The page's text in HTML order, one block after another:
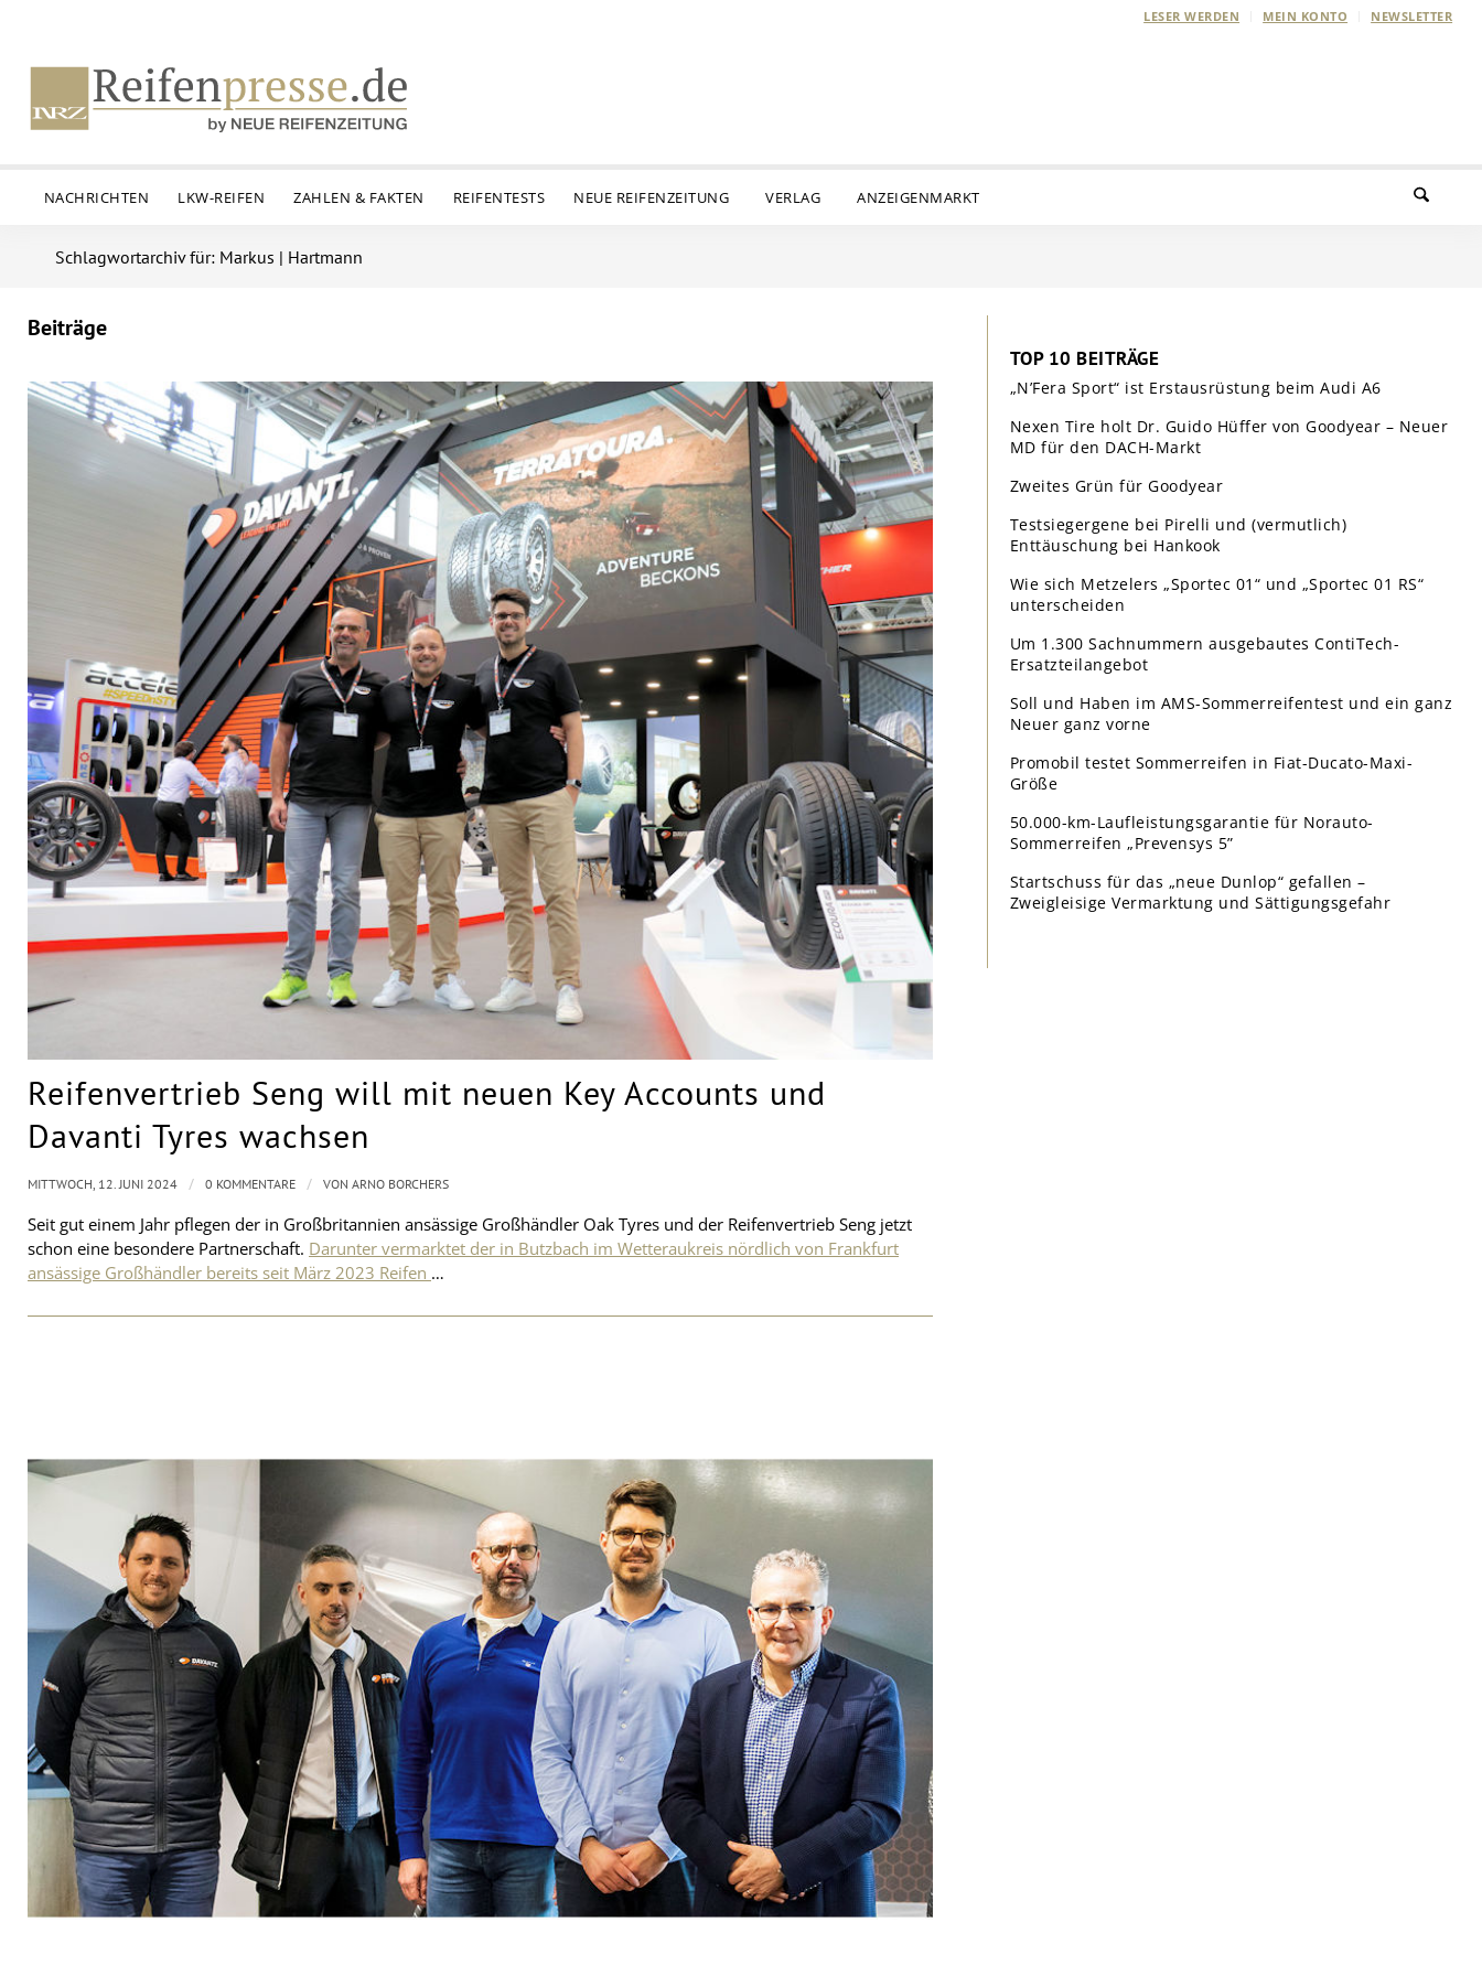
LESER WERDEN MEIN KONTO NEWSLETTER
NACHRICHTEN LKW-REIFEN ZAHLEN & FAKTEN REIFENTESTS NEUE REIFENZEITUNG VERLAG ANZEIGENMARKT
Schlagwortarchiv für: Markus | Hartmann
Beiträge
Reifenvertrieb Seng will mit neuen Key Accounts und
Davanti Tyres wachsen
Seit gut einem Jahr pflegen der in Großbritannien ansässige Großhändler Oak Tyres und der Reifenvertrieb Seng jetzt
schon eine besondere Partnerschaft. Darunter vermarktet der in Butzbach im Wetteraukreis nördlich von Frankfurt
ansässige Großhändler bereits seit März 2023 Reifen …
MITTWOCH, 12. JUNI 2024 / 0 KOMMENTARE / VON ARNO BORCHERS
TOP 10 BEITRÄGE
„N’Fera Sport“ ist Erstausrüstung beim Audi A6
Nexen Tire holt Dr. Guido Hüffer von Goodyear – Neuer
MD für den DACH-Markt
Zweites Grün für Goodyear
Testsiegergene bei Pirelli und (vermutlich)
Enttäuschung bei Hankook
Wie sich Metzelers „Sportec 01“ und „Sportec 01 RS“
unterscheiden
Um 1.300 Sachnummern ausgebautes ContiTech-
Ersatzteilangebot
Soll und Haben im AMS-Sommerreifentest und ein ganz
Neuer ganz vorne
Promobil testet Sommerreifen in Fiat-Ducato-Maxi-
Größe
50.000-km-Laufleistungsgarantie für Norauto-
Sommerreifen „Prevensys 5”
Startschuss für das „neue Dunlop“ gefallen –
Zweigleisige Vermarktung und Sättigungsgefahr